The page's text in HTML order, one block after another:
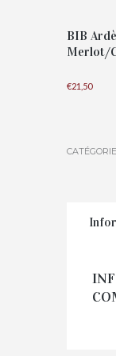
BIB
Merlot/
€21,50